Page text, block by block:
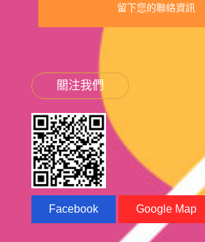
留下您的聯絡資訊
關注我們
Facebook Google Map